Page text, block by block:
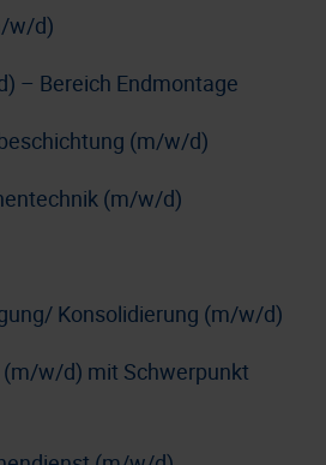
w/d)
– Bereich Endmontage
(m/w/d)
(m/w/d)
Konsolidierung (m/w/d)
w/d) mit Schwerpunkt